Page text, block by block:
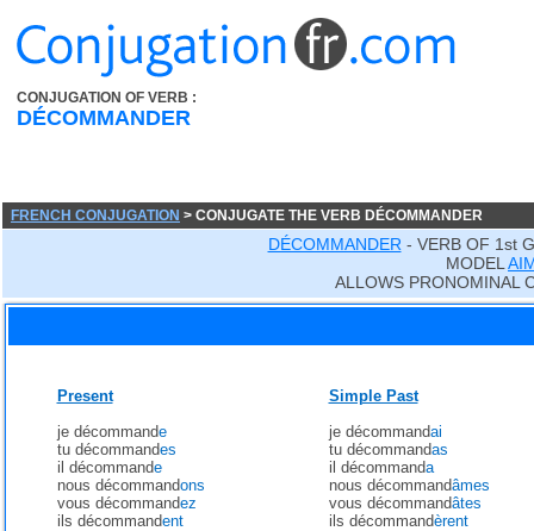
CONJUGATION OF VERB :
DÉCOMMANDER
FRENCH CONJUGATION > CONJUGATE THE VERB DÉCOMMANDER
DÉCOMMANDER - VERB OF 1st
MODEL
ALLOWS PRONOMINAL
Present
je décommande
tu décommandes
il décommande
nous décommandons
vous décommandez
ils décommandent
Simple Past
je décommandai
tu décommandas
il décommanda
nous décommandâmes
vous décommandâtes
ils décommandèrent